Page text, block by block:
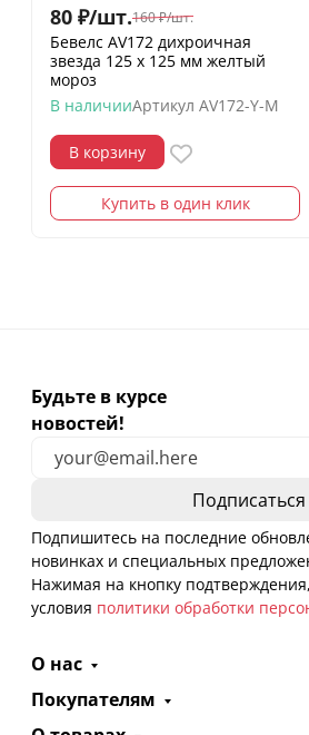
80 ₽/шт.160 ₽/шт.
Бевелс AV172 дихроичная
звезда 125 х 125 мм желтый
мороз
В наличииАртикул AV172-Y-M
В корзину
Купить в один клик
Будьте в курсе
новостей!
Подпишитесь на последние
новинках и специальных
Нажимая на кнопку
условия политики обработки
О нас
Покупателям